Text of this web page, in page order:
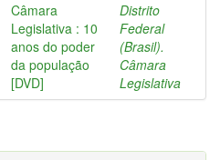
Câmara
Legislativa : 10
anos do poder
da população
[DVD]
Distrito
Federal
(Brasil).
Câmara
Legislativa